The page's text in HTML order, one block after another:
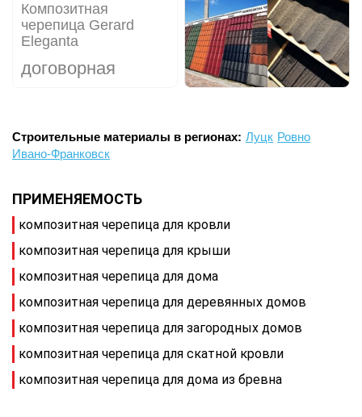
Композитная
черепица Gerard
Eleganta
договорная
Строительные материалы в регионах: Луцк Ровно
Ивано-Франковск
ПРИМЕНЯЕМОСТЬ
композитная черепица для кровли
композитная черепица для крыши
композитная черепица для дома
композитная черепица для деревянных домов
композитная черепица для загородных домов
композитная черепица для скатной кровли
композитная черепица для дома из бревна